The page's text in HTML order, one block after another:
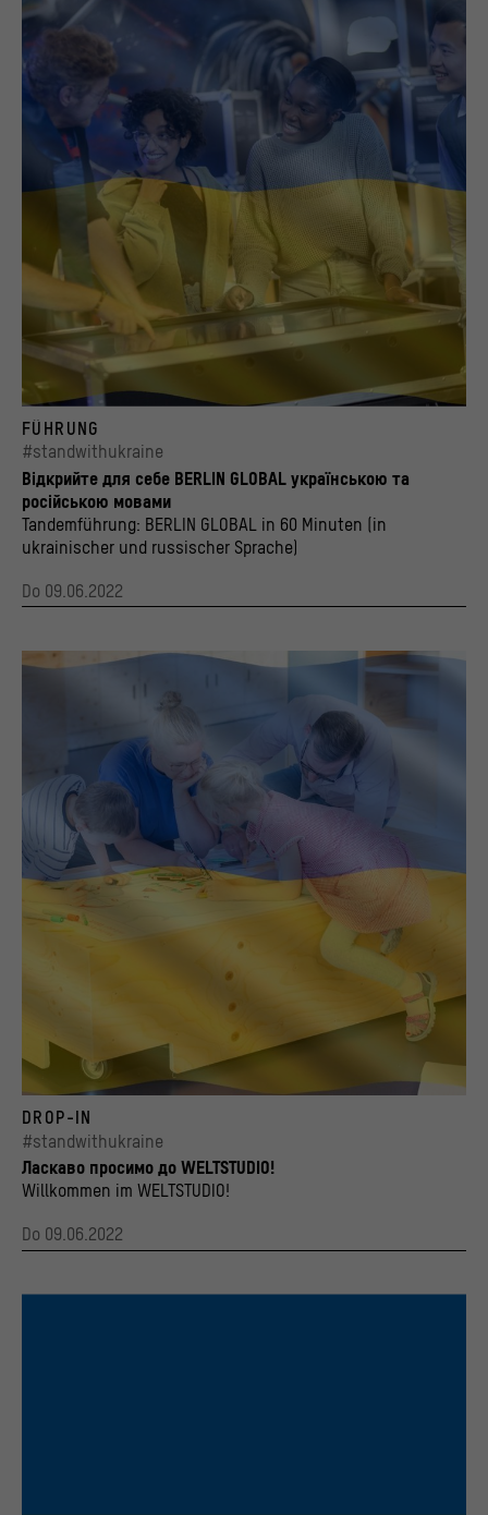
© Stiftung Stadtmuseum Berlin / Anne Preussel
FÜHRUNG
#standwithukraine
Відкрийте для себе BERLIN GLOBAL українською та
російською мовами
Tandemführung: BERLIN GLOBAL in 60 Minuten (in
ukrainischer und russischer Sprache)
Do 09.06.2022
© Stiftung Stadtmuseum Berlin / Alexander Schippel
DROP-IN
#standwithukraine
Ласкаво просимо до WELTSTUDIO!
Willkommen im WELTSTUDIO!
Do 09.06.2022